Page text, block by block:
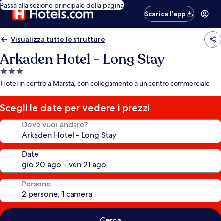
Passa alla sezione principale della pagina
Scarica l’app
Visualizza tutte le strutture
Arkaden Hotel - Long Stay
Struttura
a
stelle
Hotel in centro a Marsta, con collegamento a un centro commerciale
Scegli le date per vedere i prezzi
Dove vuoi andare?
Date
Persone